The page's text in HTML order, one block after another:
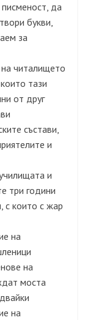
да
букви,
за
читалището
тази
от друг
състави,
и
и
три години
с които с жар
на
на
моста
на